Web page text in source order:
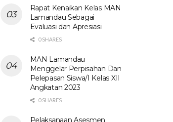
Rapat Kenaikan Kelas MAN
Lamandau Sebagai
Evaluasi dan Apresiasi
0 SHARES
MAN Lamandau
Menggelar Perpisahan Dan
Pelepasan Siswa/I Kelas XII
Angkatan 2023
0 SHARES
Pelaksanaan Asesmen